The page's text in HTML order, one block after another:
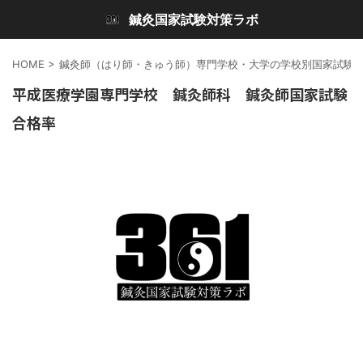
鍼灸国家試験対策ラボ
HOME > 鍼灸師（はり師・きゅう師）専門学校・大学の学校別国家試験
平成医療学園専門学校 鍼灸師科 鍼灸師国家試験
合格率